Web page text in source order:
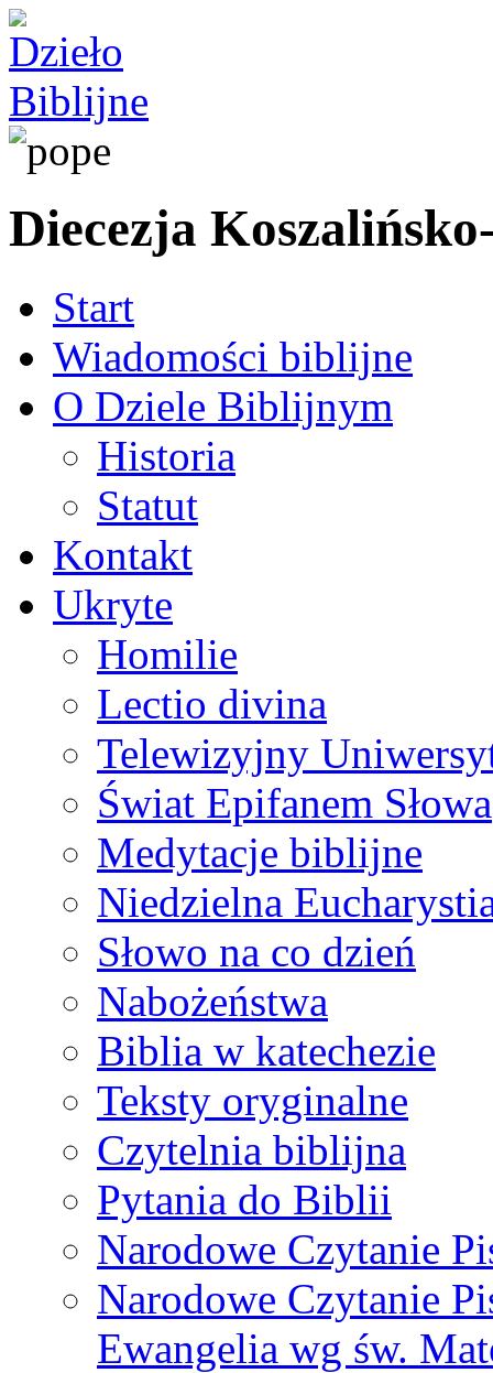
Diecezja
Start
Wiadomości biblijne
O Dziele Biblijnym
Historia
Statut
Kontakt
Ukryte
Homilie
Lectio divina
Telewizyjny
Świat Epifanem Słowa
Medytacje biblijne
Niedzielna
Słowo na co dzień
Nabożeństwa
Biblia w katechezie
Teksty oryginalne
Czytelnia biblijna
Pytania do Biblii
Narodowe Czytanie
Narodowe Czytanie
Ewangelia wg św.